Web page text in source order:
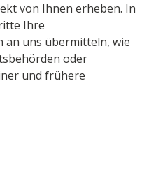
von Ihnen erheben. In
Ihre
an uns übermitteln, wie
oder
und frühere